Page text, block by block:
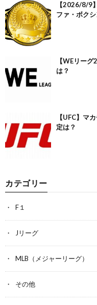
【2026/8/9
ファ・ボクシ
【WEリー
は？
【UFC】マ
定は？
カテゴリー
F１
Jリーグ
MLB（メジャーリーグ）
その他